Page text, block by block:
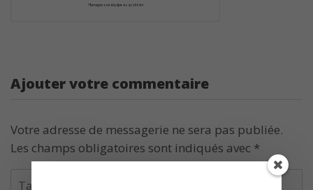
Ajouter votre commentaire
Votre adresse de messagerie ne sera pas publiée.
Les champs obligatoires sont indiqués avec *